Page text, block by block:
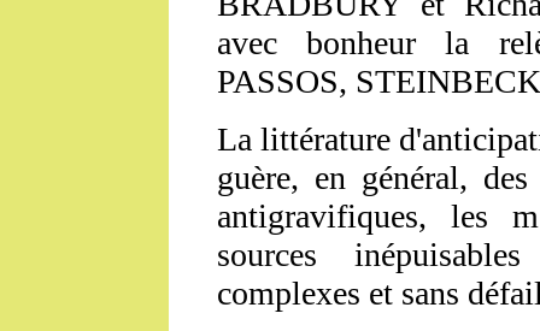
avec bonheur la
PASSOS,
La littérature
guère, en général,
antigravifiques, les
sources
complexes et sans